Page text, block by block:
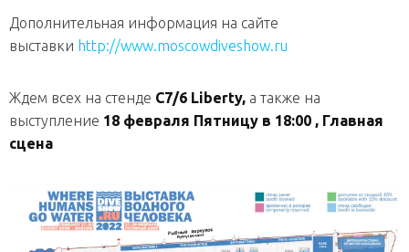
Дополнительная информация на сайте
выставки http://www.moscowdiveshow.ru
Ждем всех на стенде С7/6 Liberty, а также на
выступление 18 февраля Пятницу в 18:00 , Главная
сцена